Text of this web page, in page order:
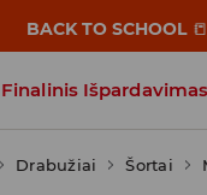
BACK TO SCHOOL 📒
Finalinis Išpardavimas
Influencers' Faves
Drabužiai Šortai